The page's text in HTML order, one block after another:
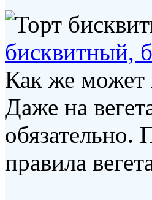
бисквитный,
Как же может
Даже на
обязательно.
правила